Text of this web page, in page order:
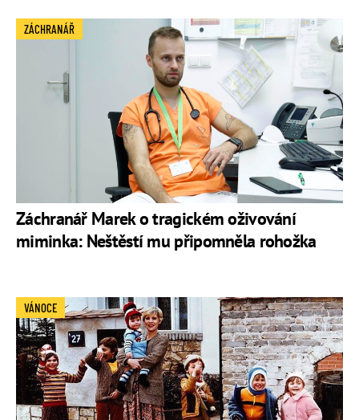
Záchranář Marek o tragickém oživování
miminka: Neštěstí mu připomněla rohožka
ZÁCHRANÁŘ
VÁNOCE